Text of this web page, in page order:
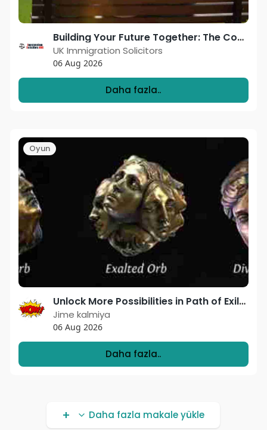
Building Your Future Together: The Comprehensive Guide to the Fiance Visa UK
UK Immigration Solicitors
06 Aug 2026
Daha fazla..
Oyun
Unlock More Possibilities in Path of Exile with PoE Orbs from U4GM
Jime kalmiya
06 Aug 2026
Daha fazla..
Daha fazla makale yükle